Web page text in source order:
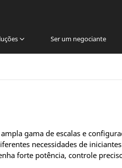
Ser um negociante
gama de escalas e
necessidades de
forte potência, controle